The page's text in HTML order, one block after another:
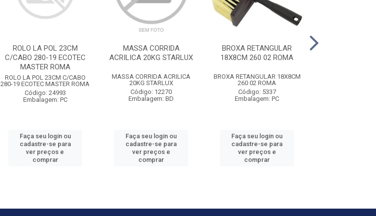
ROLO LA POL 23CM
C/CABO 280-19 ECOTEC
MASTER ROMA
ROLO LA POL 23CM C/CABO
280-19 ECOTEC MASTER ROMA
Código: 24993
Embalagem: PC
Faça seu login ou
cadastre-se para
ver preços e
comprar
MASSA CORRIDA
ACRILICA 20KG STARLUX
MASSA CORRIDA ACRILICA
20KG STARLUX
Código: 12270
Embalagem: BD
Faça seu login ou
cadastre-se para
ver preços e
comprar
BROXA RETANGULAR
18X8CM 260 02 ROMA
BROXA RETANGULAR 18X8CM
260 02 ROMA
Código: 5337
Embalagem: PC
Faça seu login ou
cadastre-se para
ver preços e
comprar